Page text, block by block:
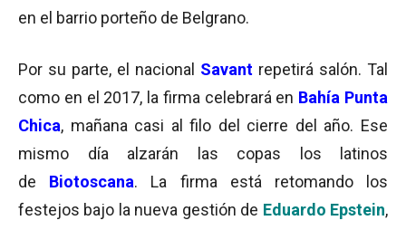
en el barrio porteño de Belgrano.
Por su parte, el nacional Savant repetirá salón. Tal
como en el 2017, la firma celebrará en Bahía Punta
Chica, mañana casi al filo del cierre del año. Ese
mismo día alzarán las copas los latinos
de Biotoscana. La firma está retomando los
festejos bajo la nueva gestión de Eduardo Epstein,